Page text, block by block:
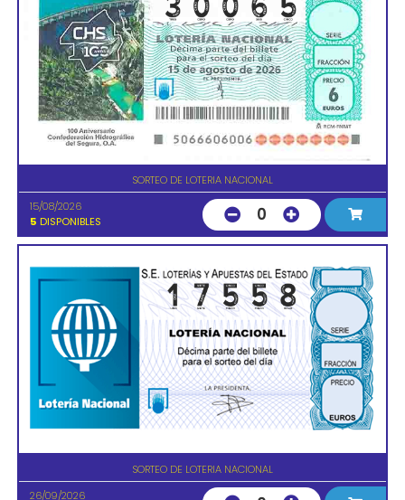
SORTEO DE LOTERIA NACIONAL
15/08/2026
5 DISPONIBLES 0
SORTEO DE LOTERIA NACIONAL
26/09/2026